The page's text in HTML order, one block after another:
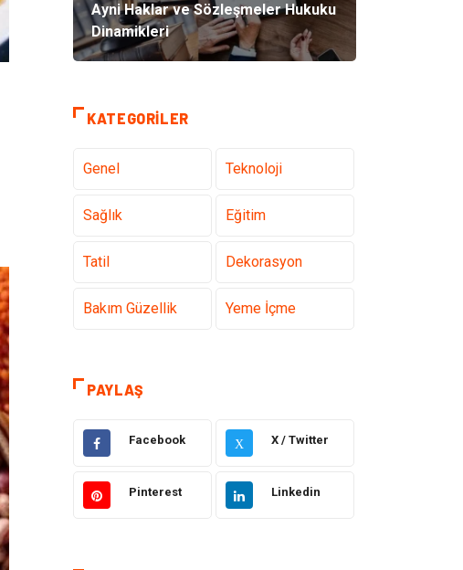
Ayni Haklar ve Sözleşmeler Hukuku
Dinamikleri
KATEGORILER
Genel Teknoloji
Sağlık Eğitim
Tatil Dekorasyon
Bakım Güzellik Yeme İçme
Bilgisayar &
PAYLAŞ
Facebook X X / Twitter
Pinterest Linkedin